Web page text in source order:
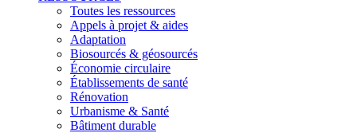
Toutes les ressources
Appels à projet & aides
Adaptation
Biosourcés & géosourcés
Économie circulaire
Établissements de santé
Rénovation
Urbanisme & Santé
Bâtiment durable